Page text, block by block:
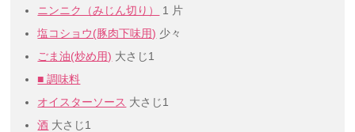
ニンニク（みじん切り）
1 片
塩コショウ(豚肉下味用) 少々
ごま油(炒め用) 大さじ1
■ 調味料
オイスターソース 大さじ1
酒 大さじ1